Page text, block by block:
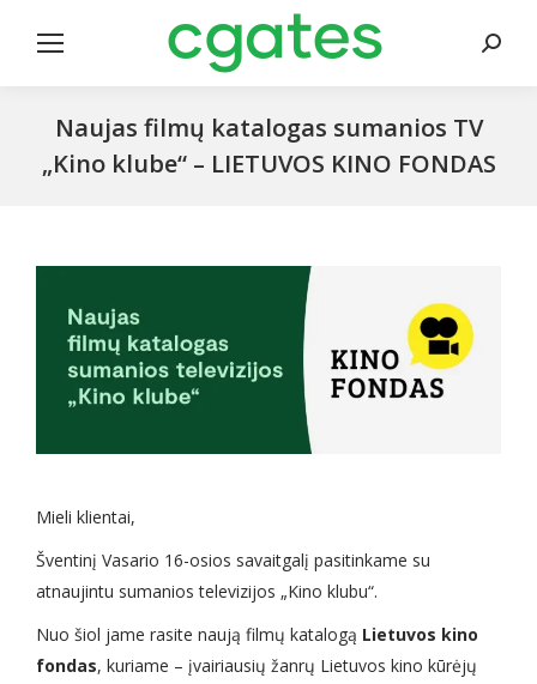
Search:
Naujas filmų katalogas sumanios TV
„Kino klube“ – LIETUVOS KINO FONDAS
Mieli klientai,
Šventinį Vasario 16-osios savaitgalį pasitinkame su
atnaujintu sumanios televizijos „Kino klubu“.
Nuo šiol jame rasite naują filmų katalogą Lietuvos kino
fondas, kuriame – įvairiausių žanrų Lietuvos kino kūrėjų